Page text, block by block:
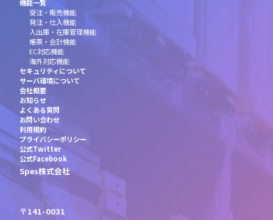
機能一覧
受注・販売機能
発注・仕入機能
入出庫・在庫管理機能
帳票・会計機能
EC対応機能
海外対応機能
セキュリティについて
サーバ環境について
会社概要
お知らせ
よくある質問
お問い合わせ
利用規約
プライバシーポリシー
公式Twitter
公式Facebook
Spes株式会社
〒141-0031